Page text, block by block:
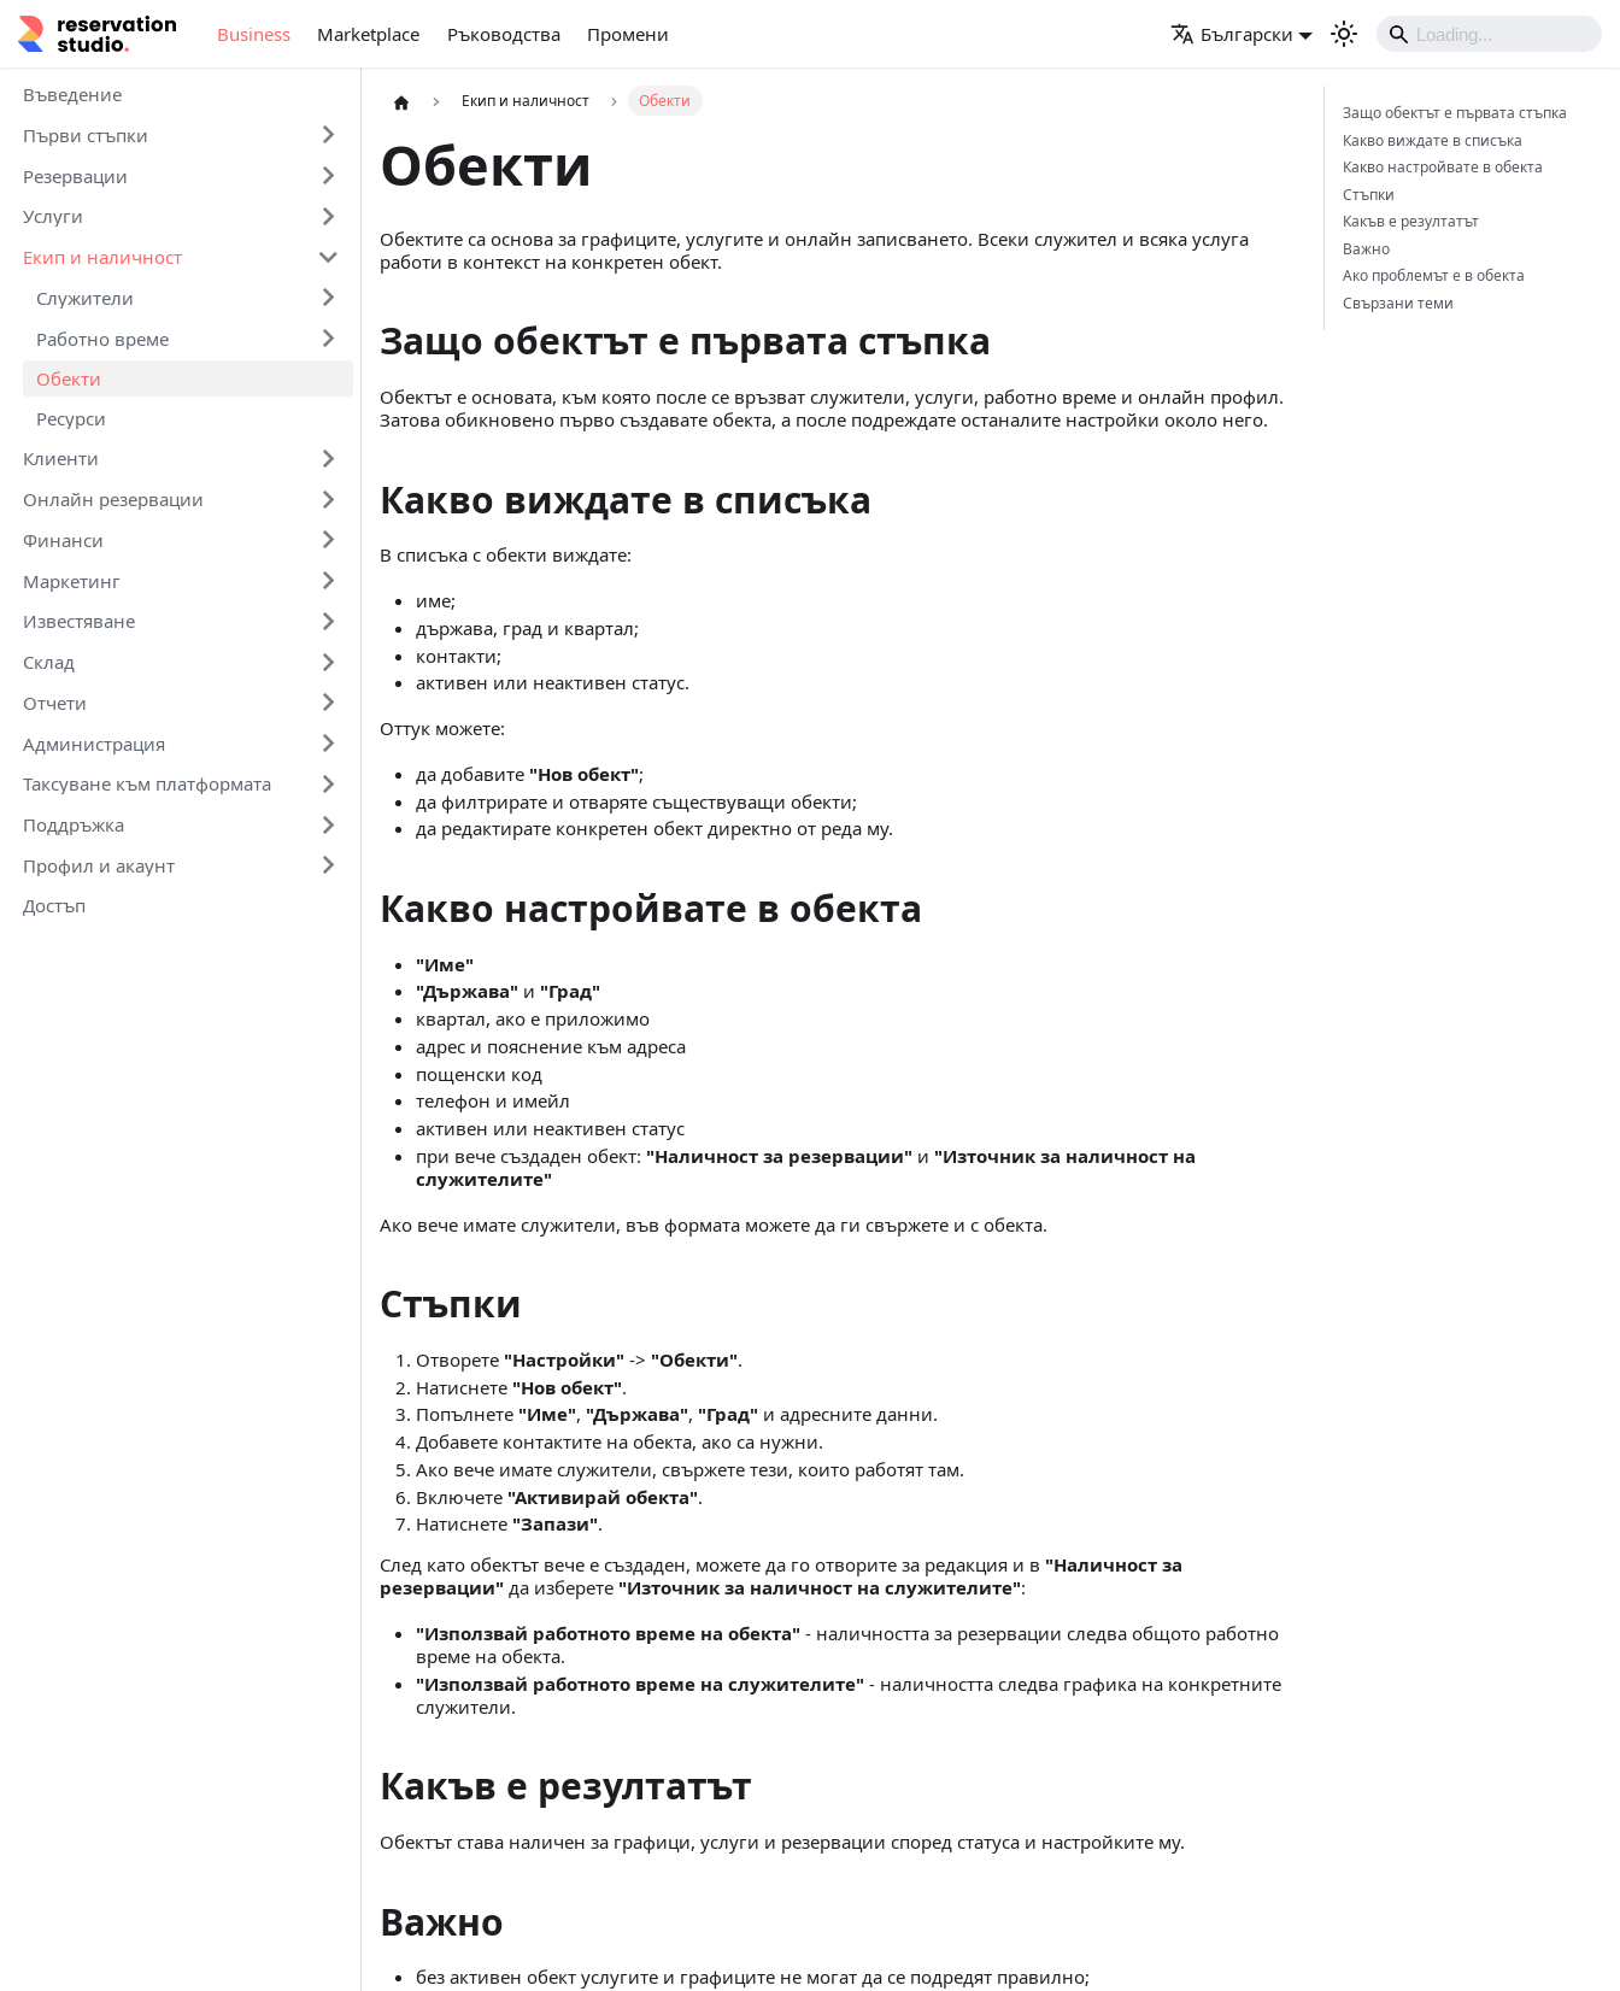
Business Marketplace Ръководства Промени Български
Въведение
Първи стъпки
Резервации
Услуги
Екип и наличност
Служители
Работно време
Обекти
Ресурси
Клиенти
Онлайн резервации
Финанси
Маркетинг
Известяване
Склад
Отчети
Администрация
Таксуване към платформата
Поддръжка
Профил и акаунт
Достъп
Екип и наличност Обекти
Обекти
Обектите са основа за графиците, услугите и онлайн записването. Всеки служител и всяка услуга
работи в контекст на конкретен обект.
Защо обектът е първата стъпка
Обектът е основата, към която после се връзват служители, услуги, работно време и онлайн профил.
Затова обикновено първо създавате обекта, а после подреждате останалите настройки около него.
Какво виждате в списъка
В списъка с обекти виждате:
име;
държава, град и квартал;
контакти;
активен или неактивен статус.
Оттук можете:
да добавите "Нов обект";
да филтрирате и отваряте съществуващи обекти;
да редактирате конкретен обект директно от реда му.
Какво настройвате в обекта
"Име"
"Държава" и "Град"
квартал, ако е приложимо
адрес и пояснение към адреса
пощенски код
телефон и имейл
активен или неактивен статус
при вече създаден обект: "Наличност за резервации" и "Източник за наличност на
служителите"
Ако вече имате служители, във формата можете да ги свържете и с обекта.
Стъпки
Отворете "Настройки" -> "Обекти".
Натиснете "Нов обект".
Попълнете "Име", "Държава", "Град" и адресните данни.
Добавете контактите на обекта, ако са нужни.
Ако вече имате служители, свържете тези, които работят там.
Включете "Активирай обекта".
Натиснете "Запази".
След като обектът вече е създаден, можете да го отворите за редакция и в "Наличност за
резервации" да изберете "Източник за наличност на служителите":
"Използвай работното време на обекта" - наличността за резервации следва общото работно
време на обекта.
"Използвай работното време на служителите" - наличността следва графика на конкретните
служители.
Какъв е резултатът
Обектът става наличен за графици, услуги и резервации според статуса и настройките му.
Важно
без активен обект услугите и графиците не могат да се подредят правилно;
Защо обектът е първата стъпка
Какво виждате в списъка
Какво настройвате в обекта
Стъпки
Какъв е резултатът
Важно
Ако проблемът е в обекта
Свързани теми